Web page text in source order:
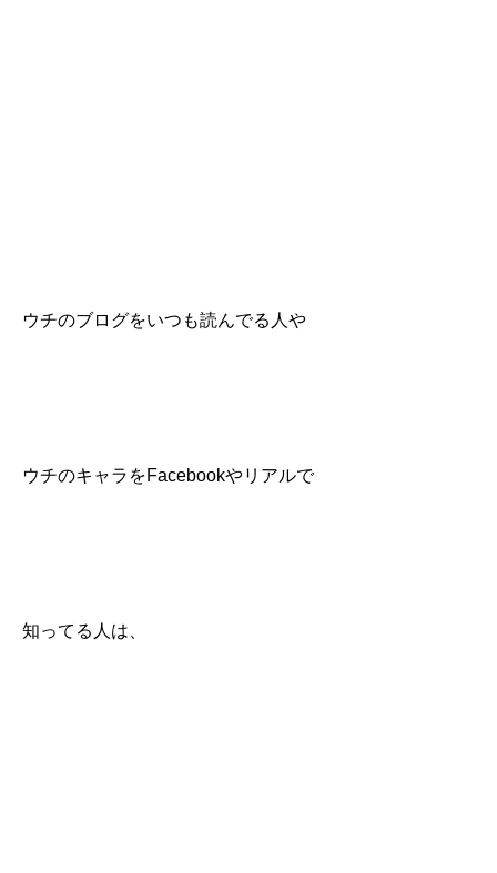
ウチのブログをいつも読んでる人や
ウチのキャラをFacebookやリアルで
知ってる人は、